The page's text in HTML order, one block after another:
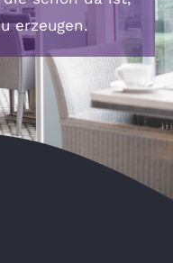
erzeugen.